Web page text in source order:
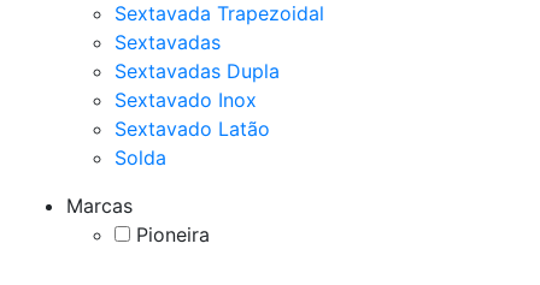
Sextavada Trapezoidal
Sextavadas
Sextavadas Dupla
Sextavado Inox
Sextavado Latão
Solda
Marcas
Pioneira